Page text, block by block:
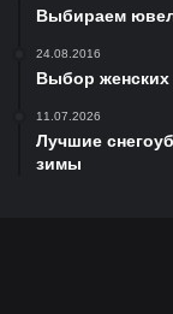
Выбираем
24.08.2016
Выбор женских
11.07.2026
Лучшие
зимы